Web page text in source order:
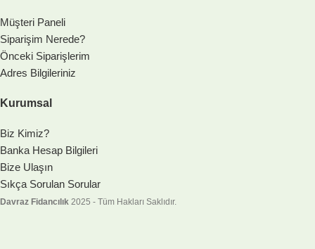
Müşteri Paneli
Siparişim Nerede?
Önceki Siparişlerim
Adres Bilgileriniz
Kurumsal
Biz Kimiz?
Banka Hesap Bilgileri
Bize Ulaşın
Sıkça Sorulan Sorular
Davraz Fidancılık 2025 - Tüm Hakları Saklıdır.